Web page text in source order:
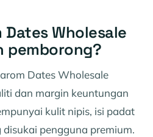
Dates Wholesale
pemborong?
Dates Wholesale
dan margin keuntungan
kulit nipis, isi padat
pengguna premium.